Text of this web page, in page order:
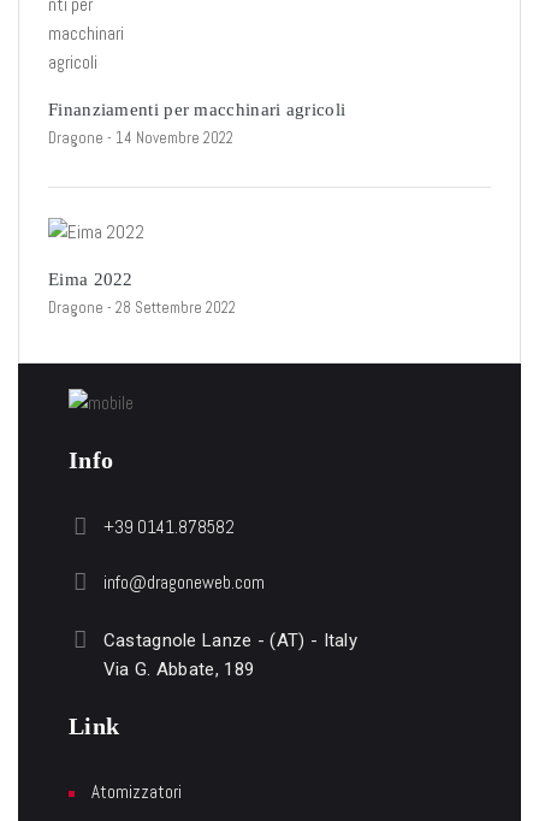
Finanziamenti per macchinari agricoli
Dragone - 14 Novembre 2022
Eima 2022
Dragone - 28 Settembre 2022
Info
+39 0141.878582
info@dragoneweb.com
Castagnole Lanze - (AT) - Italy
Via G. Abbate, 189
Link
Atomizzatori